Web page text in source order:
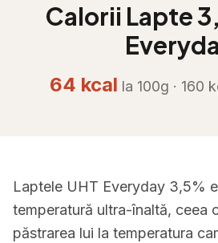
Calorii Lapte
64 kcal la 100g · 160
Laptele UHT Everyday 3,5%
temperatură ultra-înaltă, ceea
păstrarea lui la temperatura